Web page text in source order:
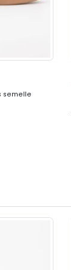
semelle